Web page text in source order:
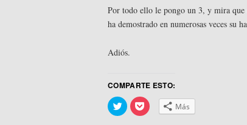
Por todo ello le pongo un 3, y mira que
ha demostrado en numerosas veces su
Adiós.
COMPARTE ESTO:
Haz
clic
para
Haz
clic Más